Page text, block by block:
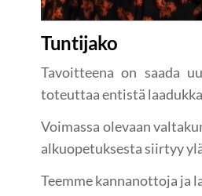
Tuntijako
Tavoitteena on saada
toteuttaa entistä
Voimassa olevaan
alkuopetuksesta siirtyy
Teemme kannanottoja ja